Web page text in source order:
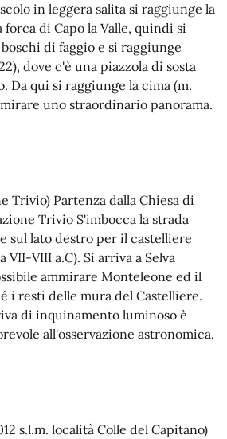
in leggera salita si raggiunge la
di Capo la Valle, quindi si
di faggio e si raggiunge
dove c'è una piazzola di sosta
Da qui si raggiunge la cima (m.
uno straordinario panorama.
Trivio) Partenza dalla Chiesa di
Trivio S'imbocca la strada
sul lato destro per il castelliere
VIII a.C). Si arriva a Selva
ammirare Monteleone ed il
i resti delle mura del Castelliere.
di inquinamento luminoso è
all'osservazione astronomica.
s.l.m. località Colle del Capitano)